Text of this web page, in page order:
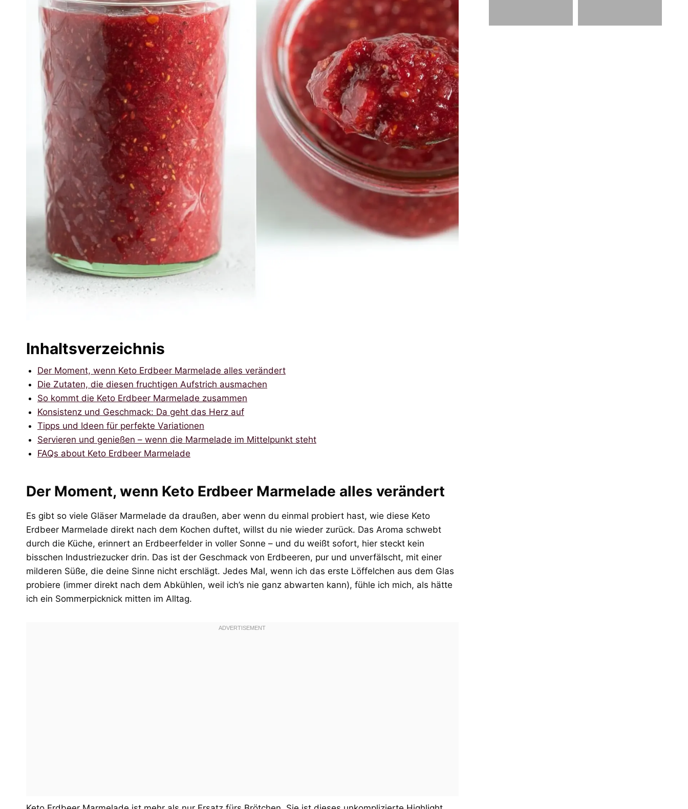
Inhaltsverzeichnis
Der Moment, wenn Keto Erdbeer Marmelade alles verändert
Die Zutaten, die diesen fruchtigen Aufstrich ausmachen
So kommt die Keto Erdbeer Marmelade zusammen
Konsistenz und Geschmack: Da geht das Herz auf
Tipps und Ideen für perfekte Variationen
Servieren und genießen – wenn die Marmelade im Mittelpunkt steht
FAQs about Keto Erdbeer Marmelade
Der Moment, wenn Keto Erdbeer Marmelade alles verändert
Es gibt so viele Gläser Marmelade da draußen, aber wenn du einmal probiert hast, wie diese Keto
Erdbeer Marmelade direkt nach dem Kochen duftet, willst du nie wieder zurück. Das Aroma schwebt
durch die Küche, erinnert an Erdbeerfelder in voller Sonne – und du weißt sofort, hier steckt kein
bisschen Industriezucker drin. Das ist der Geschmack von Erdbeeren, pur und unverfälscht, mit einer
milderen Süße, die deine Sinne nicht erschlägt. Jedes Mal, wenn ich das erste Löffelchen aus dem Glas
probiere (immer direkt nach dem Abkühlen, weil ich’s nie ganz abwarten kann), fühle ich mich, als hätte
ich ein Sommerpicknick mitten im Alltag.